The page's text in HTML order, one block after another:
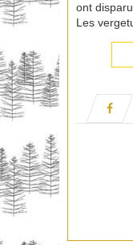
ont
Les